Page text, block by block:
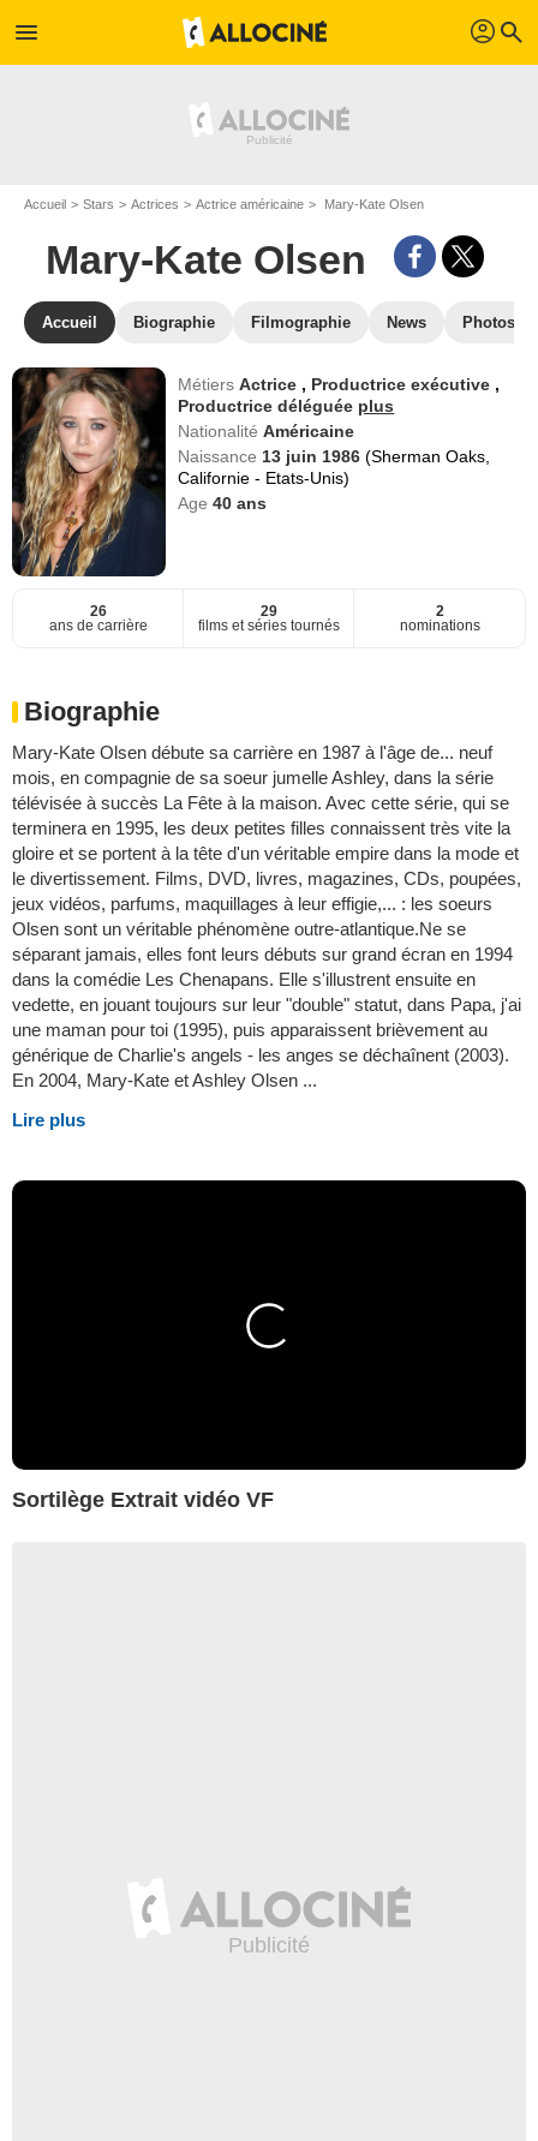
menu profil search
Accueil Stars Actrices Actrice américaine Mary-Kate Olsen
Mary-Kate Olsen
Accueil Biographie Filmographie News Photos
MétiersActrice , Productrice exécutive ,
Productrice déléguée plus
NationalitéAméricaine
Naissance 13 juin 1986(Sherman Oaks,
Californie - Etats-Unis)
Age40 ans
26
ans de carrière
29
films et séries tournés
2
nominations
Biographie
Mary-Kate Olsen débute sa carrière en 1987 à l'âge de... neuf
mois, en compagnie de sa soeur jumelle Ashley, dans la série
télévisée à succès La Fête à la maison. Avec cette série, qui se
terminera en 1995, les deux petites filles connaissent très vite la
gloire et se portent à la tête d'un véritable empire dans la mode et
le divertissement. Films, DVD, livres, magazines, CDs, poupées,
jeux vidéos, parfums, maquillages à leur effigie,... : les soeurs
Olsen sont un véritable phénomène outre-atlantique.Ne se
séparant jamais, elles font leurs débuts sur grand écran en 1994
dans la comédie Les Chenapans. Elle s'illustrent ensuite en
vedette, en jouant toujours sur leur "double" statut, dans Papa, j'ai
une maman pour toi (1995), puis apparaissent brièvement au
générique de Charlie's angels - les anges se déchaînent (2003).
En 2004, Mary-Kate et Ashley Olsen ...
Lire plus
Sortilège Extrait vidéo VF